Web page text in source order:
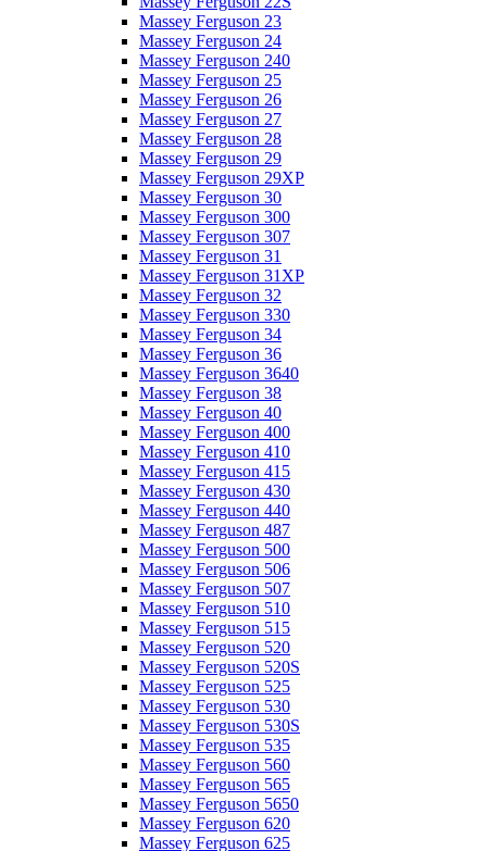
Massey Ferguson 23
Massey Ferguson 24
Massey Ferguson 240
Massey Ferguson 25
Massey Ferguson 26
Massey Ferguson 27
Massey Ferguson 28
Massey Ferguson 29
Massey Ferguson 29XP
Massey Ferguson 30
Massey Ferguson 300
Massey Ferguson 307
Massey Ferguson 31
Massey Ferguson 31XP
Massey Ferguson 32
Massey Ferguson 330
Massey Ferguson 34
Massey Ferguson 36
Massey Ferguson 3640
Massey Ferguson 38
Massey Ferguson 40
Massey Ferguson 400
Massey Ferguson 410
Massey Ferguson 415
Massey Ferguson 430
Massey Ferguson 440
Massey Ferguson 487
Massey Ferguson 500
Massey Ferguson 506
Massey Ferguson 507
Massey Ferguson 510
Massey Ferguson 515
Massey Ferguson 520
Massey Ferguson 520S
Massey Ferguson 525
Massey Ferguson 530
Massey Ferguson 530S
Massey Ferguson 535
Massey Ferguson 560
Massey Ferguson 565
Massey Ferguson 5650
Massey Ferguson 620
Massey Ferguson 625